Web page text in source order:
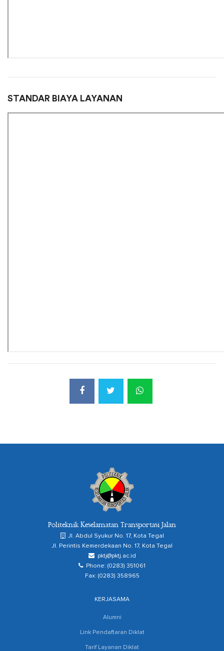
STANDAR BIAYA LAYANAN
Politeknik Keselamatan Transportasi Jalan
Jl. Abdul Syukur No. 17, Kota Tegal
Jl. Perintis Kemerdekaan No. 17, Kota Tegal
pktj@pktj.ac.id
Phone: (0283) 351061
Fax: (0283) 358965
KERJASAMA
Alumni
Link Pendaftaran Diklat
Tarif Layanan Diklat